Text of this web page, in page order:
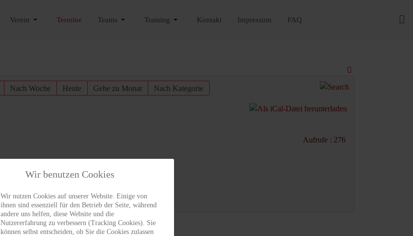
Verein Termine Teams Training Kontakt Impressum FAQ
Nach Woche Heute Gehe zu Monat Nach Kategorie
Aufrufe : 276
Wir benutzen Cookies
Wir nutzen Cookies auf unserer Website. Einige von
ihnen sind essenziell für den Betrieb der Seite, während
andere uns helfen, diese Website und die
Nutzererfahrung zu verbessern (Tracking Cookies). Sie
können selbst entscheiden, ob Sie die Cookies zulassen